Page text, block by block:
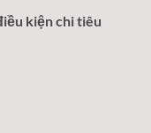
kiện chi tiêu